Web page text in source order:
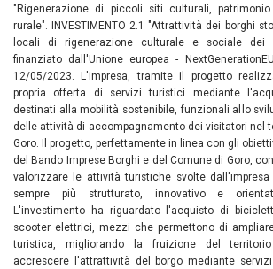
"Rigenerazione di piccoli siti culturali,
rurale". INVESTIMENTO 2.1 "Attrattività dei borghi
locali di rigenerazione culturale e sociale dei
finanziato dall'Unione europea -
12/05/2023. L'impresa, tramite il progetto
propria offerta di servizi turistici mediante
destinati alla mobilità sostenibile, funzionali allo
delle attività di accompagnamento dei visitatori nel
Goro. Il progetto, perfettamente in linea con gli
del Bando Imprese Borghi e del Comune di Goro,
valorizzare le attività turistiche svolte
sempre più strutturato, innovativo e
L'investimento ha riguardato l'acquisto di
scooter elettrici, mezzi che permettono di
turistica, migliorando la fruizione del
accrescere l'attrattività del borgo mediante